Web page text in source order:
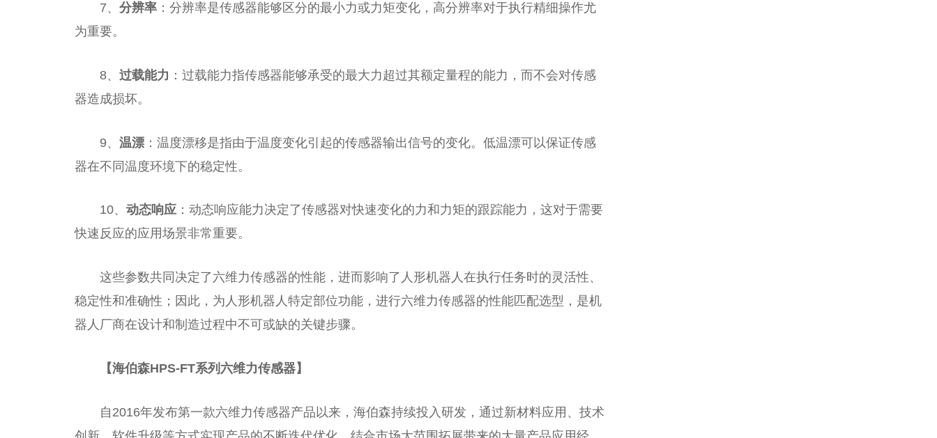
7、 分辨率 ：分辨率是传感器能够区分的最小力或力矩变化，高分辨率对于执行精细操作尤
为重要。
8、 过载能力 ：过载能力指传感器能够承受的最大力超过其额定量程的能力，而不会对传感
器造成损坏。
9、 温漂 ：温度漂移是指由于温度变化引起的传感器输出信号的变化。低温漂可以保证传感
器在不同温度环境下的稳定性。
10、 动态响应 ：动态响应能力决定了传感器对快速变化的力和力矩的跟踪能力，这对于需要
快速反应的应用场景非常重要。
这些参数共同决定了六维力传感器的性能，进而影响了人形机器人在执行任务时的灵活性、
稳定性和准确性；因此，为人形机器人特定部位功能，进行六维力传感器的性能匹配选型，是机
器人厂商在设计和制造过程中不可或缺的关键步骤。
【海伯森HPS-FT系列六维力传感器】
自2016年发布第一款六维力传感器产品以来，海伯森持续投入研发，通过新材料应用、技术